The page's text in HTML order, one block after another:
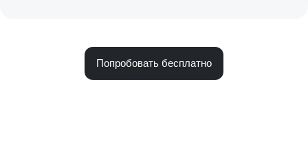
Попробовать бесплатно